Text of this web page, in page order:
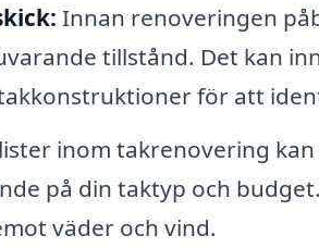
Innan renoveringen
tillstånd. Det kan
för att
inom takrenovering
på din taktyp och
väder och vind.